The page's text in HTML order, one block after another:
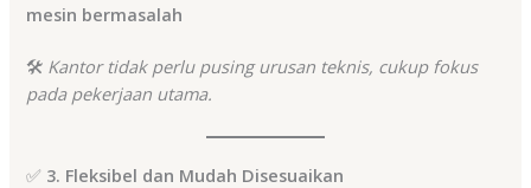
mesin bermasalah
🛠️ Kantor tidak perlu pusing urusan teknis, cukup fokus
pada pekerjaan utama.
✅ 3. Fleksibel dan Mudah Disesuaikan